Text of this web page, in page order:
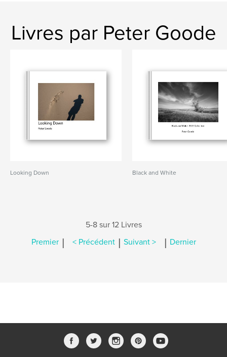
Livres par Peter Goode
Looking Down Black and White
5-8 sur 12 Livres
Premier | < Précédent | Suivant > | Dernier